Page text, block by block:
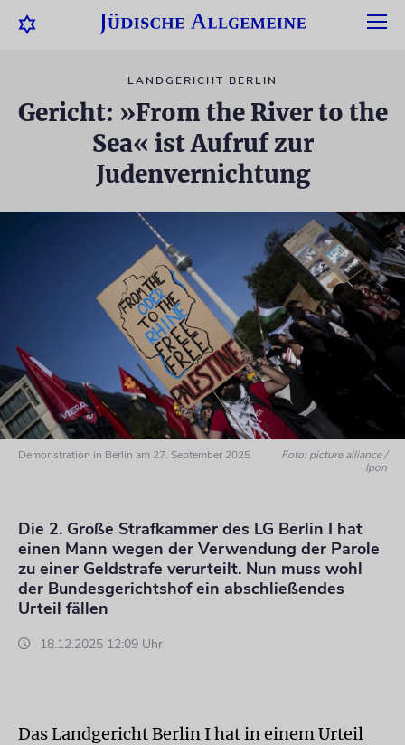
LANDGERICHT BERLIN
Gericht: »From the River to the
Sea« ist Aufruf zur
Judenvernichtung
Demonstration in Berlin am 27. September 2025
Foto: picture alliance /
Ipon
Die 2. Große Strafkammer des LG Berlin I hat
einen Mann wegen der Verwendung der Parole
zu einer Geldstrafe verurteilt. Nun muss wohl
der Bundesgerichtshof ein abschließendes
Urteil fällen
18.12.2025 12:09 Uhr
Das Landgericht Berlin I hat in einem Urteil